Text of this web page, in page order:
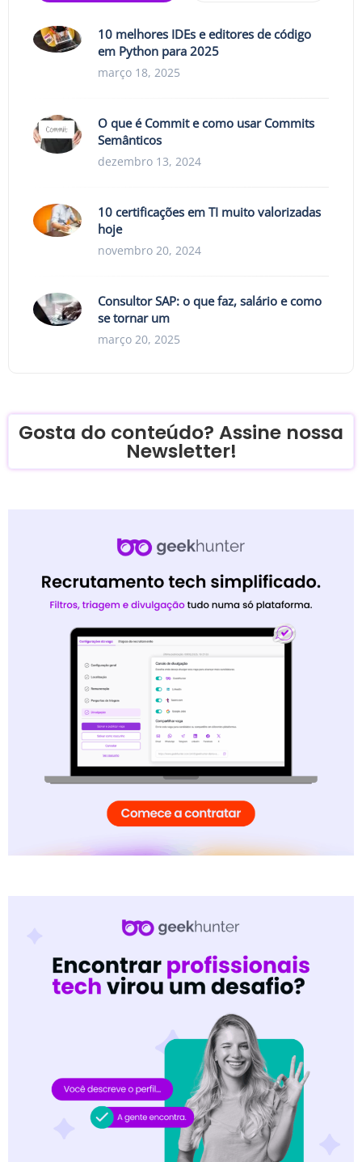
10 melhores IDEs e editores de código
em Python para 2025
março 18, 2025
O que é Commit e como usar Commits
Semânticos
dezembro 13, 2024
10 certificações em TI muito valorizadas
hoje
novembro 20, 2024
Consultor SAP: o que faz, salário e como
se tornar um
março 20, 2025
Gosta do conteúdo? Assine nossa
Newsletter!